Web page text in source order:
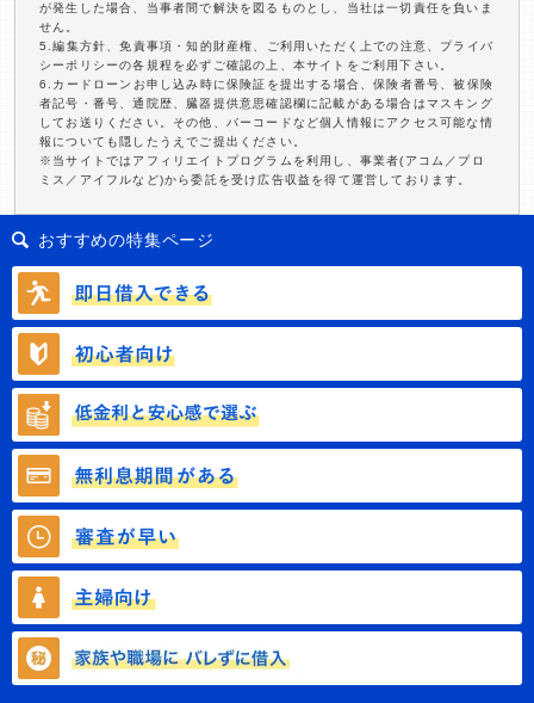
が発生した場合、当事者間で解決を図るものとし、当社は一切責任を負いま
せん。
5.編集方針、免責事項・知的財産権、ご利用いただく上での注意、プライバ
シーポリシーの各規程を必ずご確認の上、本サイトをご利用下さい。
6.カードローンお申し込み時に保険証を提出する場合、保険者番号、被保険
者記号・番号、通院歴、臓器提供意思確認欄に記載がある場合はマスキング
してお送りください。その他、バーコードなど個人情報にアクセス可能な情
報についても隠したうえでご提出ください。
※当サイトではアフィリエイトプログラムを利用し、事業者(アコム／プロ
ミス／アイフルなど)から委託を受け広告収益を得て運営しております。
おすすめの特集ページ